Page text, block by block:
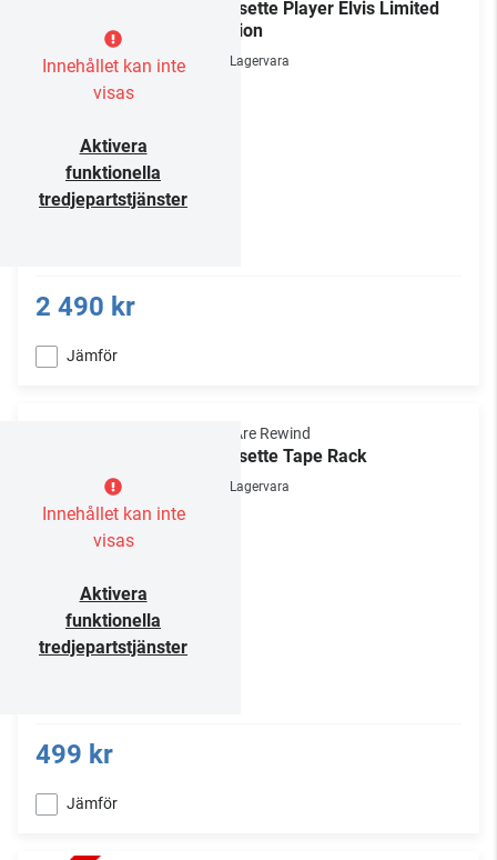
Innehållet kan inte
visas
Aktivera
funktionella
tredjepartstjänster
Cassette Player Elvis Limited
Edition
Lagervara
2 490 kr
Jämför
Innehållet kan inte
visas
Aktivera
funktionella
tredjepartstjänster
We Are Rewind
Cassette Tape Rack
Lagervara
499 kr
Jämför